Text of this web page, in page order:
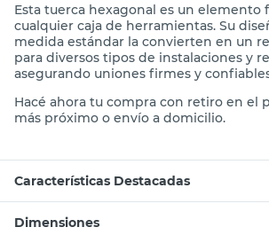
Esta tuerca hexagonal es un elemento
cualquier caja de herramientas. Su
medida estándar la convierten en un
para diversos tipos de instalaciones y
asegurando uniones firmes y
Hacé ahora tu compra con retiro en el
más próximo o envío a domicilio.
Características Destacadas
Dimensiones